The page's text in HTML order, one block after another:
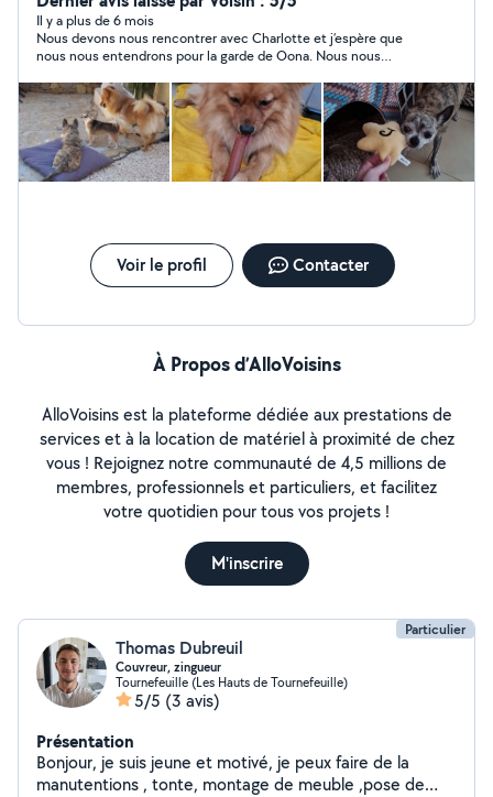
Il y a plus de 6 mois
Nous devons nous rencontrer avec Charlotte et j’espère que
nous nous entendrons pour la garde de Oona. Nous nous
nous nous adressons à Charlotte pour garder notre chienne.
Voir le profil Contacter
À Propos d’AlloVoisins
AlloVoisins est la plateforme dédiée aux prestations de
services et à la location de matériel à proximité de chez
vous ! Rejoignez notre communauté de 4,5 millions de
membres, professionnels et particuliers, et facilitez
votre quotidien pour tous vos projets !
M'inscrire
Particulier
Thomas Dubreuil
Couvreur, zingueur
Tournefeuille (Les Hauts de Tournefeuille)
5/5 (3 avis)
Présentation
Bonjour, je suis jeune et motivé, je peux faire de la
manutentions , tonte, montage de meuble ,pose de